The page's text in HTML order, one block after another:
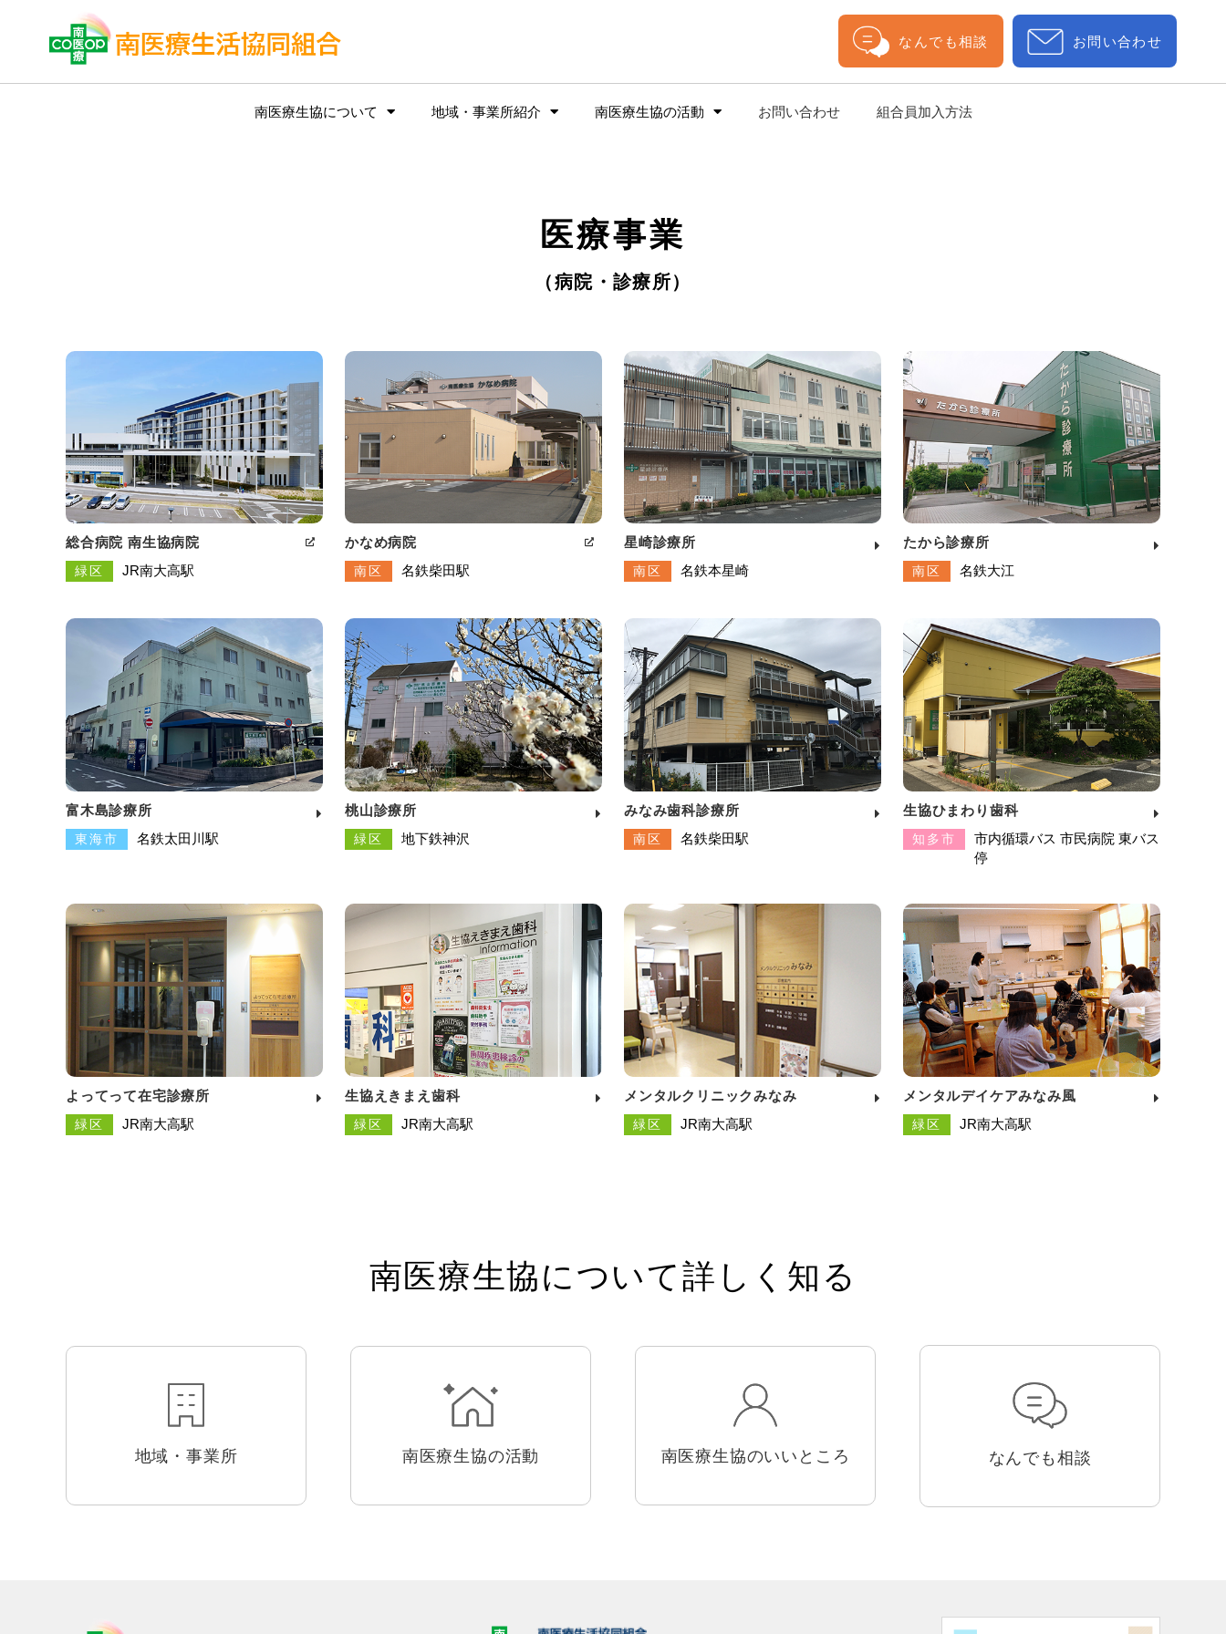
なんでも相談 お問い合わせ
南医療生協について 地域・事業所紹介 南医療生協の活動 お問い合わせ 組合員加入方法
医療事業
（病院・診療所）
総合病院 南生協病院
緑区 JR南大高駅
かなめ病院
南区 名鉄柴田駅
星崎診療所
南区 名鉄本星崎
たから診療所
南区 名鉄大江
富木島診療所
東海市 名鉄太田川駅
桃山診療所
緑区 地下鉄神沢
みなみ歯科診療所
南区 名鉄柴田駅
生協ひまわり歯科
知多市
市内循環バス 市民病院 東バス
停
よってって在宅診療所
緑区 JR南大高駅
生協えきまえ歯科
緑区 JR南大高駅
メンタルクリニックみなみ
緑区 JR南大高駅
メンタルデイケアみなみ風
緑区 JR南大高駅
南医療生協について詳しく知る
地域・事業所 南医療生協の活動 南医療生協のいいところ なんでも相談